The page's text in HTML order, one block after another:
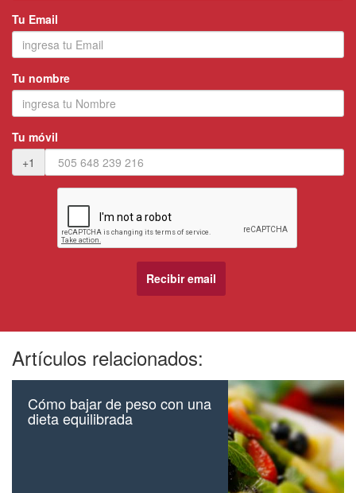
Tu Email
Tu nombre
Tu móvil
+1
Artículos relacionados:
Cómo bajar de peso con una
dieta equilibrada